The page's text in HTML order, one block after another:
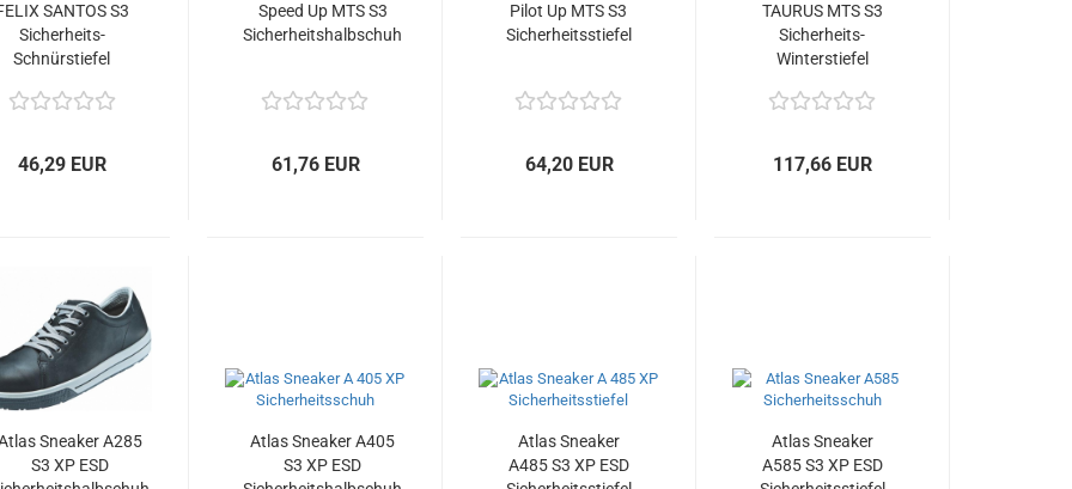
SANTOS S3
Sicherheits-
Schnürstiefel
46,29 EUR
Speed Up MTS S3
Sicherheitshalbschuh
61,76 EUR
Pilot Up MTS S3
Sicherheitsstiefel
64,20 EUR
TAURUS MTS S3
Sicherheits-
Winterstiefel
117,66 EUR
Sneaker A285
S3 XP ESD
Atlas Sneaker A405
S3 XP ESD
Atlas Sneaker
A485 S3 XP ESD
Atlas Sneaker
A585 S3 XP ESD